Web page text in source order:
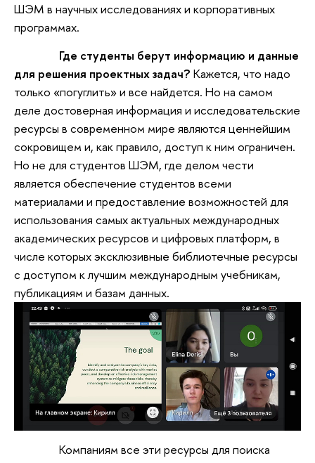
ШЭМ в научных исследованиях и корпоративных
программах.
Где студенты берут информацию и данные
для решения проектных задач? Кажется, что надо
только «погуглить» и все найдется. Но на самом
деле достоверная информация и исследовательские
ресурсы в современном мире являются ценнейшим
сокровищем и, как правило, доступ к ним ограничен.
Но не для студентов ШЭМ, где делом чести
является обеспечение студентов всеми
материалами и предоставление возможностей для
использования самых актуальных международных
академических ресурсов и цифровых платформ, в
числе которых эксклюзивные библиотечные ресурсы
с доступом к лучшим международным учебникам,
публикациям и базам данных.
Компаниям все эти ресурсы для поиска